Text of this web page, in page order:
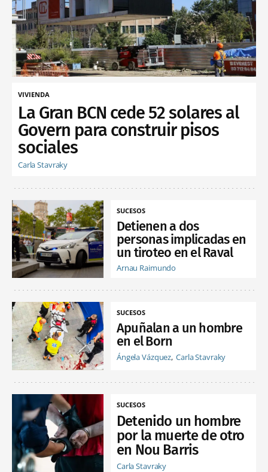
VIVIENDA
La Gran BCN cede 52 solares al
Govern para construir pisos
sociales
Carla Stavraky
SUCESOS
Detienen a dos
personas implicadas en
un tiroteo en el Raval
Arnau Raimundo
SUCESOS
Apuñalan a un hombre
en el Born
Ángela Vázquez Carla Stavraky
SUCESOS
Detenido un hombre
por la muerte de otro
en Nou Barris
Carla Stavraky